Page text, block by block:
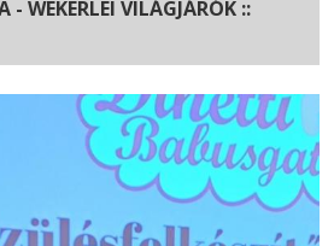
- WEKERLEI VILÁGJÁRÓK ::